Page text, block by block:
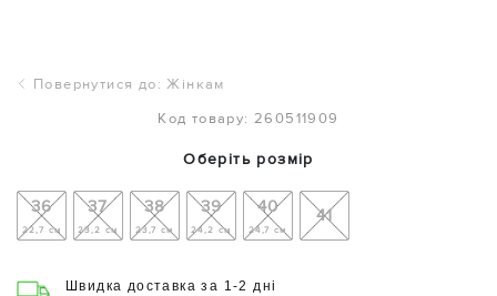
Повернутися до: Жінкам
Код товару: 260511909
Оберіть розмір
36
22,7 см
37
23,2 см
38
23,7 см
39
24,2 см
40
24,7 см
41
Швидка доставка за 1-2 дні